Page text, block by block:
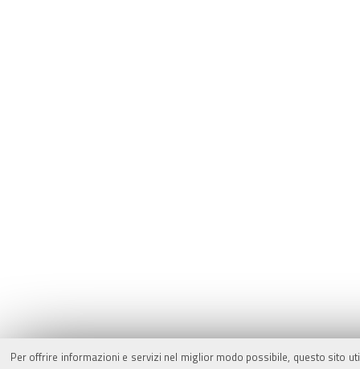
Per offrire informazioni e servizi nel miglior modo possibile, questo sito